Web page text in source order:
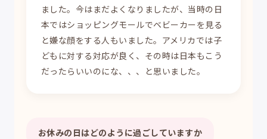
ました。今はまだよくなりましたが、当時の日
本ではショッピングモールでベビーカーを見る
と嫌な顔をする人もいました。アメリカでは子
どもに対する対応が良く、その時は日本もこう
だったらいいのにな、、、と思いました。
お休みの日はどのように過ごしていますか